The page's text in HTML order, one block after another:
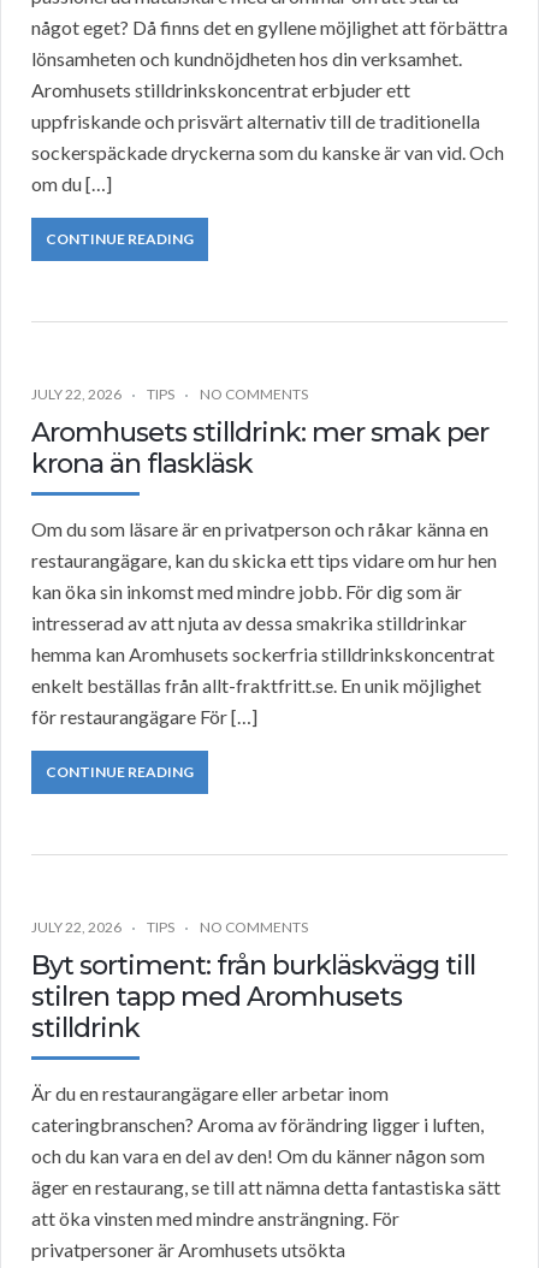
något eget? Då finns det en gyllene möjlighet att förbättra
lönsamheten och kundnöjdheten hos din verksamhet.
Aromhusets stilldrinkskoncentrat erbjuder ett
uppfriskande och prisvärt alternativ till de traditionella
sockerspäckade dryckerna som du kanske är van vid. Och
om du […]
CONTINUE READING
JULY 22, 2026 TIPS NO COMMENTS
Aromhusets stilldrink: mer smak per
krona än flaskläsk
Om du som läsare är en privatperson och råkar känna en
restaurangägare, kan du skicka ett tips vidare om hur hen
kan öka sin inkomst med mindre jobb. För dig som är
intresserad av att njuta av dessa smakrika stilldrinkar
hemma kan Aromhusets sockerfria stilldrinkskoncentrat
enkelt beställas från allt-fraktfritt.se. En unik möjlighet
för restaurangägare För […]
CONTINUE READING
JULY 22, 2026 TIPS NO COMMENTS
Byt sortiment: från burkläskvägg till
stilren tapp med Aromhusets
stilldrink
Är du en restaurangägare eller arbetar inom
cateringbranschen? Aroma av förändring ligger i luften,
och du kan vara en del av den! Om du känner någon som
äger en restaurang, se till att nämna detta fantastiska sätt
att öka vinsten med mindre ansträngning. För
privatpersoner är Aromhusets utsökta